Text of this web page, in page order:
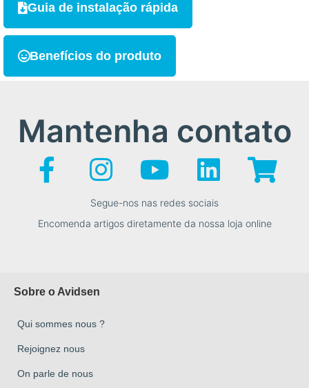
Guia de instalação rápida
Benefícios do produto
Mantenha contato
Segue-nos nas redes sociais
Encomenda artigos diretamente da nossa loja online
Sobre o Avidsen
Qui sommes nous ?
Rejoignez nous
On parle de nous